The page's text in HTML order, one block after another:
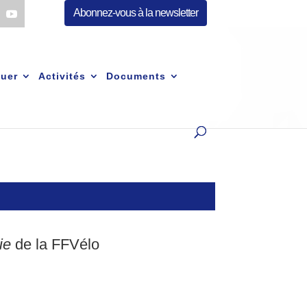
Abonnez-vous à la newsletter
Activités Documents
de la FFVélo